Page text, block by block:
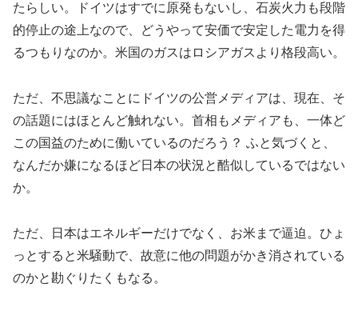
たらしい。ドイツはすでに原発もないし、石炭火力も段階
的停止の途上なので、どうやって安価で安定した電力を得
るつもりなのか。米国のガスはロシアガスより格段高い。
ただ、不思議なことにドイツの公営メディアは、現在、そ
の話題にはほとんど触れない。首相もメディアも、一体ど
この国益のために働いているのだろう？ ふと気づくと、
なんだか嫌になるほど日本の状況と酷似しているではない
か。
ただ、日本はエネルギーだけでなく、お米まで逼迫。ひょ
っとすると米騒動で、故意に他の問題がかき消されている
のかと勘ぐりたくもなる。